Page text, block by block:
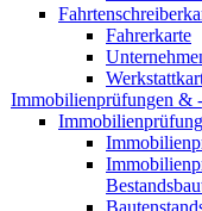
Fahrerkarte
Immobilienprüfungen &
Immobilienprüfung